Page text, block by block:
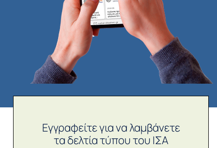
Εγγραφείτε για να λαμβάνετε
τα δελτία τύπου του ΙΣΑ